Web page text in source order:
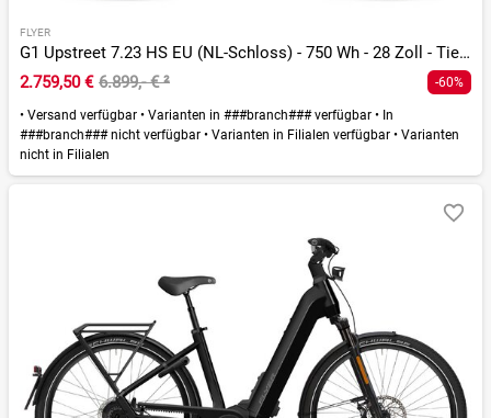
FLYER
G1 Upstreet 7.23 HS EU (NL-Schloss) - 750 Wh - 28 Zoll - Tiefeinsteiger
2.759,50 € 6.899,- €² -60%
• Versand verfügbar • Varianten in ###branch### verfügbar • In
###branch### nicht verfügbar • Varianten in Filialen verfügbar • Varianten
nicht in Filialen